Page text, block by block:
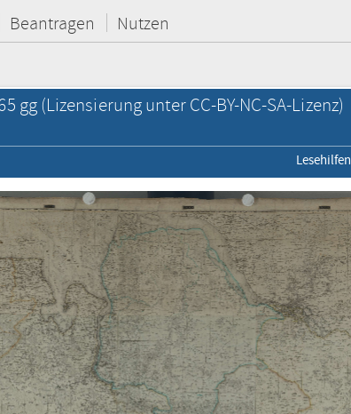
Beantragen Nutzen
gg(Lizensierung unter CC-BY-NC-SA-Lizenz)
Lesehilfen